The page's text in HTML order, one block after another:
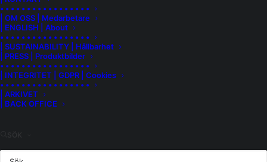
• • • • • • • • • • • • • • • • •
| OM OSS | Medarbetare
| ENGLISH | About
• • • • • • • • • • • • • • • • •
| SUSTAINABILITY | Hållbarhet
| PRESS | Produktbilder
• • • • • • • • • • • • • • • • •
| INTEGRITET | GDPR | Cookies
• • • • • • • • • • • • • • • • •
| ARKIVET
| BACK OFFICE
som är fördelade och ägs av ett antal välkända producenter.
Gagliasso äger 2,3 hektar och deras snittålder på
vinstockarna är cirka 50 år. Vinodlingen har väst- och
sydvästlig exponering. Jordmånen består huvudsakligen av
kalksten och lera. Denna MGA är känd för sina eleganta
viner med finess och underbar doft av de karaktäristiska
tonerna för nebbiolo med rosor, viol och körsbär.
Gagliassos vin är ett fantastiskt fint exempel.